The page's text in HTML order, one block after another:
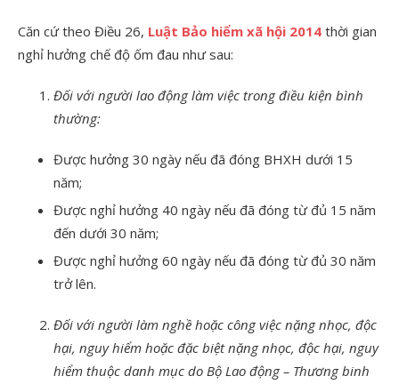
Căn cứ theo Điều 26, Luật Bảo hiểm xã hội 2014 thời gian
nghỉ hưởng chế độ ốm đau như sau:
Đối với người lao động làm việc trong điều kiện bình
thường:
Được hưởng 30 ngày nếu đã đóng BHXH dưới 15
năm;
Được nghỉ hưởng 40 ngày nếu đã đóng từ đủ 15 năm
đến dưới 30 năm;
Được nghỉ hưởng 60 ngày nếu đã đóng từ đủ 30 năm
trở lên.
Đối với người làm nghề hoặc công việc nặng nhọc, độc
hại, nguy hiểm hoặc đặc biệt nặng nhọc, độc hại, nguy
hiểm thuộc danh mục do Bộ Lao động – Thương binh